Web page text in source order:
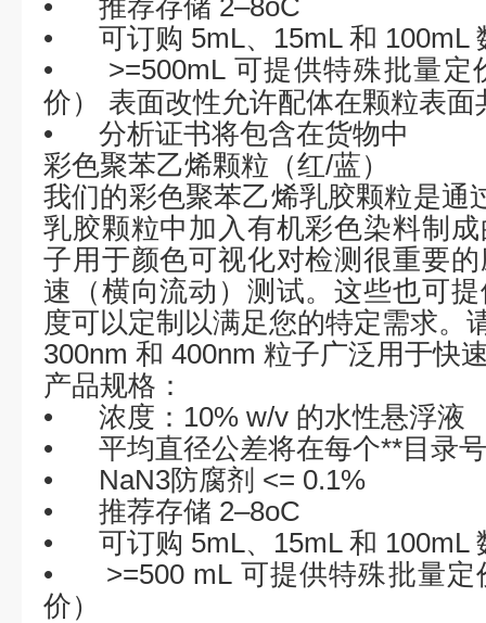
• 推荐存储 2–8oC
•
可订购 5mL、 15mL 和 100mL
•
>=500mL 可提供特殊批量定
价）
表面改性允许配体在颗粒表面
•
分析证书将包含在货物中
彩色聚苯乙烯颗粒（红/蓝）
我们的彩色聚苯乙烯乳胶颗粒是通
乳胶颗粒中加入有机彩色染料制
子用于颜色可视化对检测很重要
速（横向流动）测试。这些也可
度可以定制以满足您的特定需求。
300nm 和 400nm 粒子广泛用于快
产品规格：
•
浓度： 10% w/v 的水性悬浮液
•
平均直径公差将在每个**目录
•
NaN3防腐剂 <= 0.1%
•
推荐存储 2–8oC
•
可订购 5mL、 15mL 和 100mL
•
>=500 mL 可提供特殊批量
价）